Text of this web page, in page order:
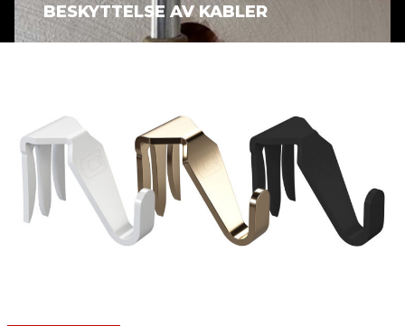
BESKYTTELSE AV KABLER